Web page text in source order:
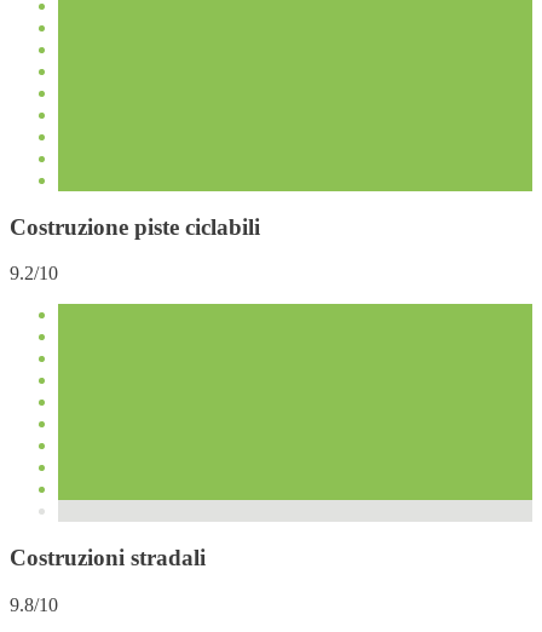
Costruzione piste ciclabili
9.2/10
Costruzioni stradali
9.8/10